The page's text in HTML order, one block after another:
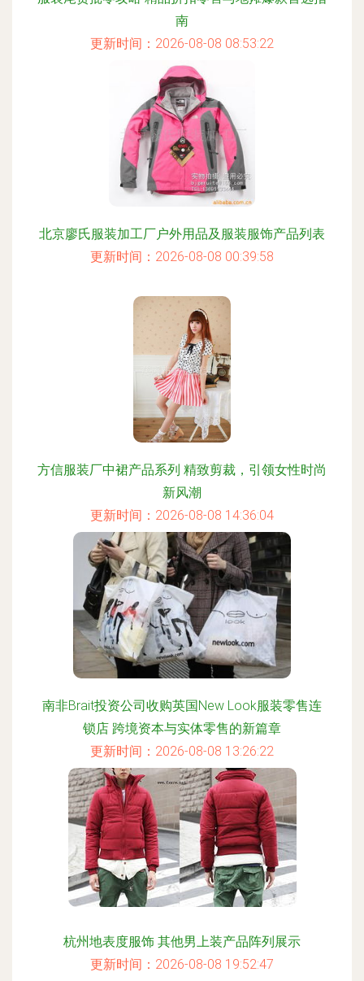
南
更新时间：2026-08-08 08:53:22
北京廖氏服装加工厂户外用品及服装服饰产品列表
更新时间：2026-08-08 00:39:58
方信服装厂中裙产品系列 精致剪裁，引领女性时尚
新风潮
更新时间：2026-08-08 14:36:04
南非Brait投资公司收购英国New Look服装零售连
锁店 跨境资本与实体零售的新篇章
更新时间：2026-08-08 13:26:22
杭州地表度服饰 其他男上装产品阵列展示
更新时间：2026-08-08 19:52:47